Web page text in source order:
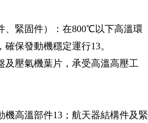
、緊固件）：在800℃以下高溫環
保發動機穩定運行13。
及壓氣機葉片，承受高溫高壓工
機高溫部件13；航天器結構件及緊